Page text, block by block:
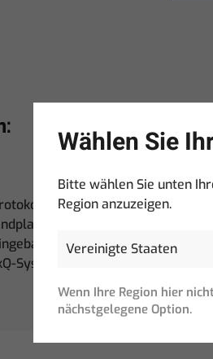
Ja
pro Kette: 10
Anschlüsse oder über
Systemen: Ja (über Gateway)
Wählen Sie
Bitte wählen Sie unten
Region anzuzeigen.
Wenn Ihre Region hier
nächstgelegene Option.